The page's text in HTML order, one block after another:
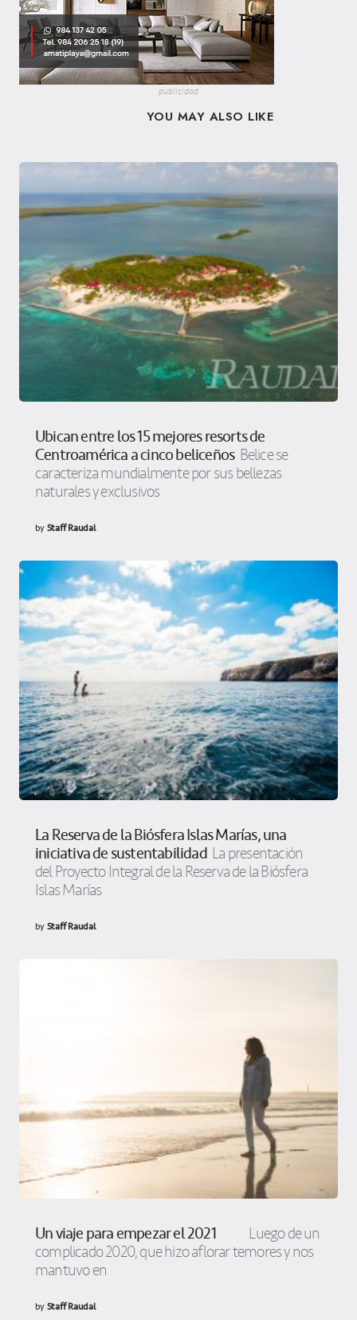
publicidad
YOU MAY ALSO LIKE
Ubican entre los 15 mejores resorts de
Centroamérica a cinco beliceños Belice se
caracteriza mundialmente por sus bellezas
naturales y exclusivos
byStaff Raudal
La Reserva de la Biósfera Islas Marías, una
iniciativa de sustentabilidad La presentación
del Proyecto Integral de la Reserva de la Biósfera
Islas Marías
byStaff Raudal
Un viaje para empezar el 2021
Luego de un
complicado 2020, que hizo aflorar temores y nos
mantuvo en
byStaff Raudal